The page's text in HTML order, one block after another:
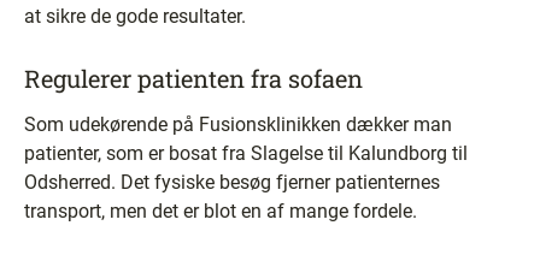
at sikre de gode resultater.
Regulerer patienten fra sofaen
Som udekørende på Fusionsklinikken dækker man
patienter, som er bosat fra Slagelse til Kalundborg til
Odsherred. Det fysiske besøg fjerner patienternes
transport, men det er blot en af mange fordele.